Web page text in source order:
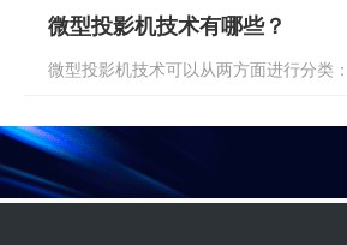
微型投影机技术有哪些？
微型投影机技术可以从两方面进行分类